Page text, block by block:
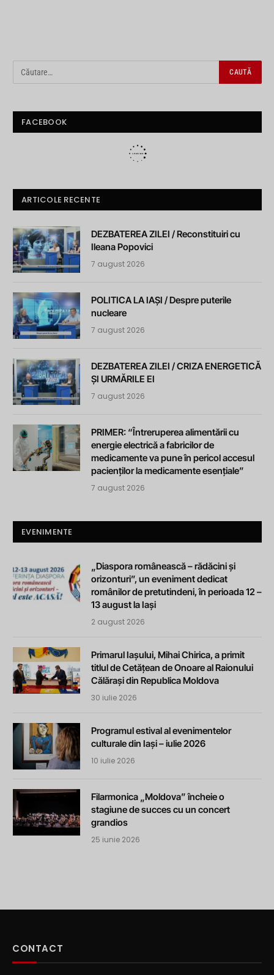
FACEBOOK
ARTICOLE RECENTE
DEZBATEREA ZILEI / Reconstituiri cu
Ileana Popovici
7 august 2026
POLITICA LA IAȘI / Despre puterile
nucleare
7 august 2026
DEZBATEREA ZILEI / CRIZA ENERGETICĂ
ȘI URMĂRILE EI
7 august 2026
PRIMER: “Întreruperea alimentării cu
energie electrică a fabricilor de
medicamente va pune în pericol accesul
pacienților la medicamente esențiale”
7 august 2026
EVENIMENTE
„Diaspora românească – rădăcini și
orizonturi”, un eveniment dedicat
românilor de pretutindeni, în perioada 12 –
13 august la Iași
2 august 2026
Primarul Iașului, Mihai Chirica, a primit
titlul de Cetățean de Onoare al Raionului
Călărași din Republica Moldova
30 iulie 2026
Programul estival al evenimentelor
culturale din Iași – iulie 2026
10 iulie 2026
Filarmonica „Moldova” încheie o
stagiune de succes cu un concert
grandios
25 iunie 2026
CONTACT